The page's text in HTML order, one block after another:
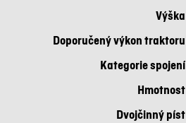
Výška
Doporučený výkon traktoru
Kategorie spojení
Hmotnost
Dvojčinný píst